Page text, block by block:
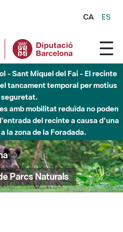
CA ES
- Sant Miquel del Fai - El recinte
tancament temporal per motius
seguretat.
amb mobilitat reduïda no poden
del recinte a causa d'una
la zona de la Foradada.
Parcs Naturals